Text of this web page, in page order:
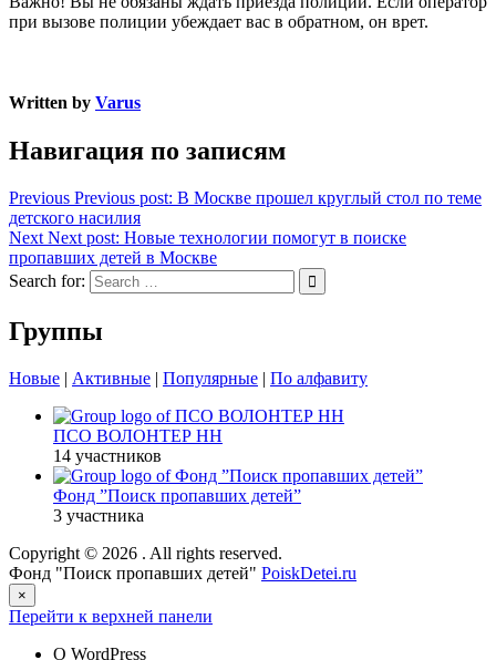
при вызове полиции убеждает вас в обратном, он врет.
Written by Varus
Навигация по записям
Previous Previous post: В Москве прошел круглый стол по теме
детского насилия
Next Next post: Новые технологии помогут в поиске
пропавших детей в Москве
Search for:
Группы
Новые | Активные | Популярные | По алфавиту
ПСО ВОЛОНТЕР НН
14 участников
Фонд ”Поиск пропавших детей”
3 участника
Copyright © 2026 . All rights reserved.
Фонд "Поиск пропавших детей" PoiskDetei.ru
×
Перейти к верхней панели
О WordPress